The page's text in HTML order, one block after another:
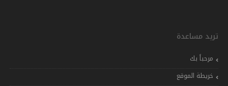
تريد مساعدة
مرحباً بك
خريطة الموقع